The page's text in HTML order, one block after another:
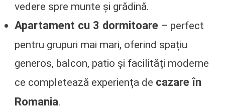
vedere spre munte și grădină.
Apartament cu 3 dormitoare – perfect
pentru grupuri mai mari, oferind spațiu
generos, balcon, patio și facilități moderne
ce completează experiența de cazare în
Romania.